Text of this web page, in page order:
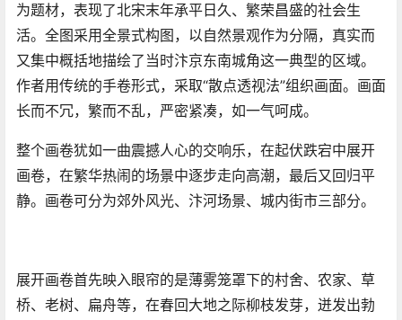
为题材，表现了北宋末年承平日久、繁荣昌盛的社会生
活。全图采用全景式构图，以自然景观作为分隔，真实而
又集中概括地描绘了当时汴京东南城角这一典型的区域。
作者用传统的手卷形式，采取“散点透视法”组织画面。画面
长而不冗，繁而不乱，严密紧凑，如一气呵成。
整个画卷犹如一曲震撼人心的交响乐，在起伏跌宕中展开
画卷，在繁华热闹的场景中逐步走向高潮，最后又回归平
静。画卷可分为郊外风光、汴河场景、城内街市三部分。
展开画卷首先映入眼帘的是薄雾笼罩下的村舍、农家、草
桥、老树、扁舟等，在春回大地之际柳枝发芽，迸发出勃